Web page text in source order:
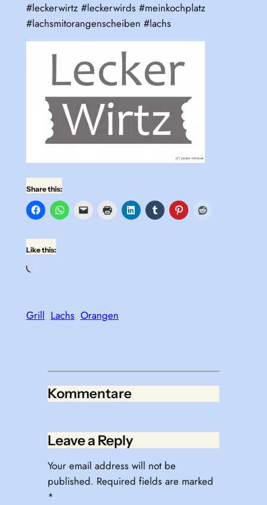
#leckerwirtz #leckerwirds #meinkochplatz
#lachsmitorangenscheiben #lachs
Share this:
Like this:
Loading…
Grill Lachs Orangen
Kommentare
Leave a Reply
Your email address will not be
published. Required fields are marked
*